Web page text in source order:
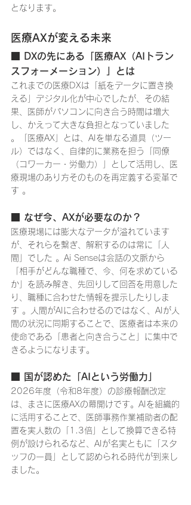
となります。
医療AXが変える未来
■ DXの先にある「医療AX（AIトラン
スフォーメーション）」とは
これまでの医療DXは「紙をデータに置き換
える」デジタル化が中心でしたが、その結
果、医師がパソコンに向き合う時間は増大
し、かえって大きな負担となっていました
。「医療AX」とは、AIを単なる道具（ツー
ル）ではなく、自律的に業務を担う「同僚
（コワーカー・労働力）」として活用し、医
療現場のあり方そのものを再定義する変革で
す 。
■ なぜ今、AXが必要なのか？
医療現場には膨大なデータが溢れています
が、それらを繋ぎ、解釈するのは常に「人
間」でした 。Ai Senseは会話の文脈から
「相手がどんな職種で、今、何を求めている
か」を読み解き、先回りして回答を用意した
り、職種に合わせた情報を提示したりしま
す 。人間がAIに合わせるのではなく、AIが人
間の状況に同期することで、医療者は本来の
使命である「患者と向き合うこと」に集中で
きるようになります。
■ 国が認めた「AIという労働力」
2026年度（令和8年度）の診療報酬改定
は、まさに医療AXの幕開けです。AIを組織的
に活用することで、医師事務作業補助者の配
置を実人数の「1.3倍」として換算できる特
例が設けられるなど、AIが名実ともに「スタ
ッフの一員」として認められる時代が到来し
ました。